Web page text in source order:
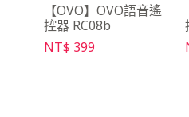
【OVO】OVO語音遙
控器 RC08b
NT$ 399